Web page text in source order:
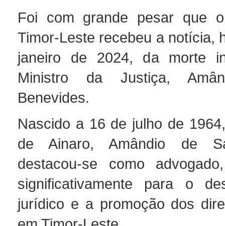
Foi com grande pesar que
Timor-Leste recebeu a notícia,
janeiro de 2024, da morte
Ministro da Justiça,
Benevides.
Nascido a 16 de julho de
de Ainaro, Amândio de
destacou-se como
significativamente para o
jurídico e a promoção dos